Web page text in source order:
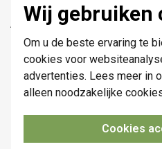
Wij gebruiken
Om u de beste ervaring te
cookies voor
advertenties. Lees meer in
alleen noodzakelijke
Cookies
Afwerkingsset met lens
schakelaar of drukknop, white.
Aantal bedieningsknoppen:
Beschermingsgraad:
mechanisme,
beschermingsgraad IP41.
Materiaal centraalplaat: